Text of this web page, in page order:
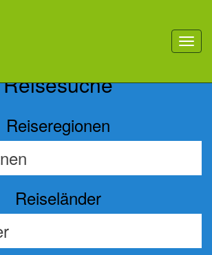
toggle
Reisesuche
Reiseregionen
Reiseländer